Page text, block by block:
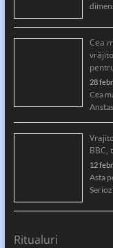
Cea
28
Cea
BBC,
12
Asta
Ritualuri